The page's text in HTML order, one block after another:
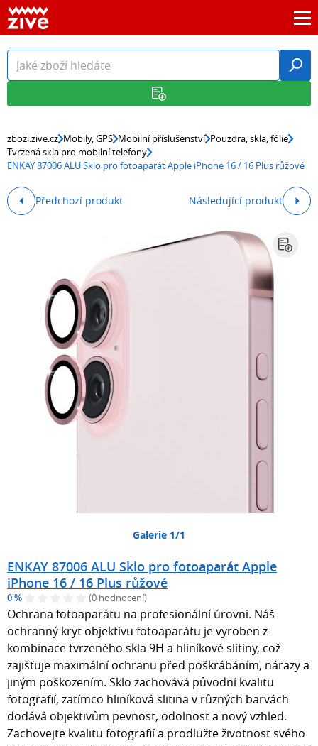
zbozi.zive.cz Mobily, GPS Mobilní příslušenství Pouzdra, skla, fólie
Tvrzená skla pro mobilní telefony
ENKAY 87006 ALU Sklo pro fotoaparát Apple iPhone 16 / 16 Plus růžové
Předchozí produkt Následující produkt
Galerie 1/1
ENKAY 87006 ALU Sklo pro fotoaparát Apple
iPhone 16 / 16 Plus růžové
0 % (0 hodnocení)
Ochrana fotoaparátu na profesionální úrovni. Náš
ochranný kryt objektivu fotoaparátu je vyroben z
kombinace tvrzeného skla 9H a hliníkové slitiny, což
zajišťuje maximální ochranu před poškrábáním, nárazy a
jiným poškozením. Sklo zachovává původní kvalitu
fotografií, zatímco hliníková slitina v různých barvách
dodává objektivům pevnost, odolnost a nový vzhled.
Zachovejte kvalitu fotografií a prodlužte životnost svého